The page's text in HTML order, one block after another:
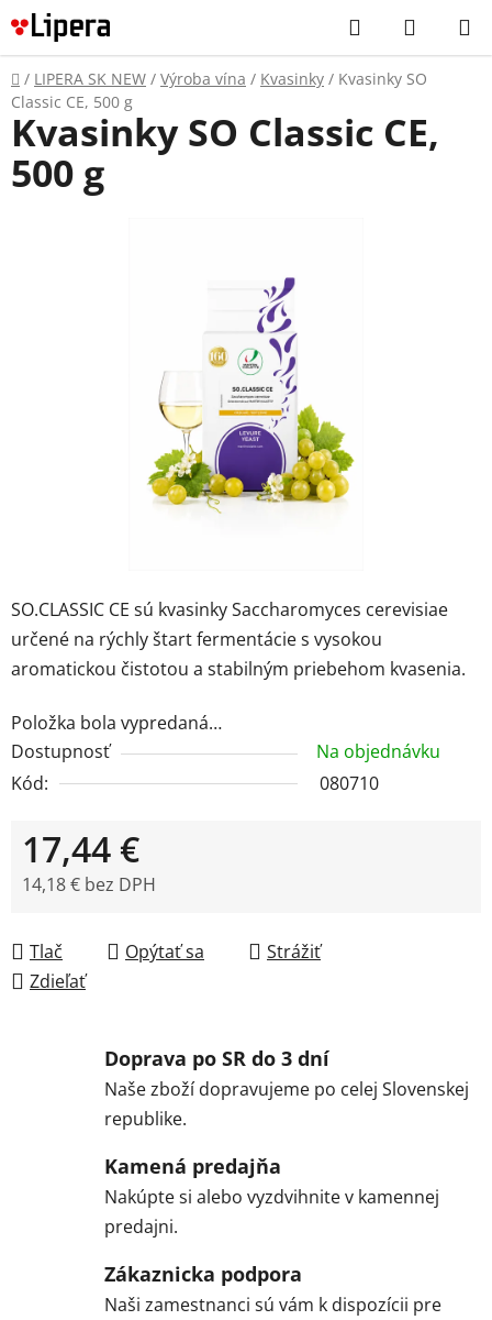
Prejsť
na
obsah
Hľadať
KOŠÍK
Domov
/ LIPERA SK NEW / Výroba vína / Kvasinky / Kvasinky SO
Classic CE, 500 g
SO.CLASSIC CE sú kvasinky Saccharomyces cerevisiae
určené na rýchly štart fermentácie s vysokou
aromatickou čistotou a stabilným priebehom kvasenia.
Položka bola vypredaná…
Dostupnosť
Na objednávku
Kód:
080710
17,44 €
14,18 € bez DPH
Tlač
Opýtať sa
Strážiť
Zdieľať
Kvasinky SO Classic CE,
500 g
Doprava po SR do 3 dní
Naše zboží dopravujeme po celej Slovenskej
republike.
Kamená predajňa
Nakúpte si alebo vyzdvihnite v kamennej
predajni.
Zákaznicka podpora
Naši zamestnanci sú vám k dispozícii pre